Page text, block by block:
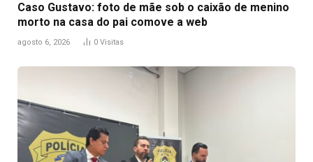
Caso Gustavo: foto de mãe sob o caixão de menino
morto na casa do pai comove a web
agosto 6, 2026 0 Visitas